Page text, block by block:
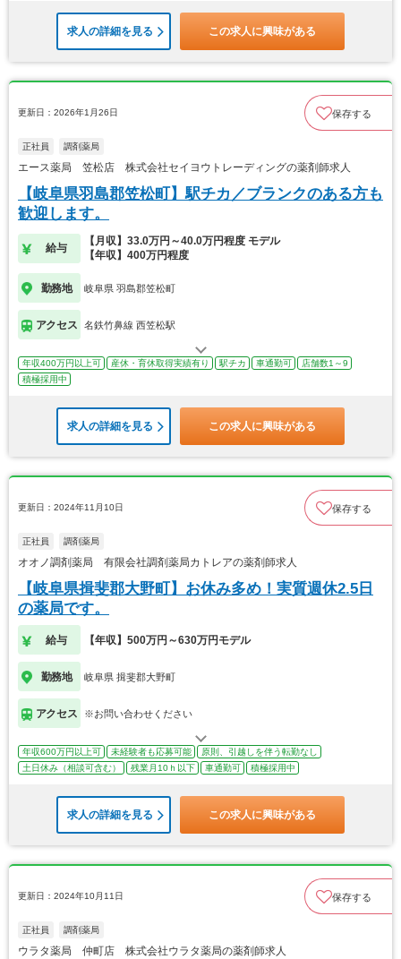
求人の詳細を見る この求人に興味がある
更新日：2026年1月26日 保存する
正社員 調剤薬局
エース薬局 笠松店 株式会社セイヨウトレーディングの薬剤師求人
【岐阜県羽島郡笠松町】駅チカ／ブランクのある方も
歓迎します。
給与
【月収】33.0万円～40.0万円程度 モデル
【年収】400万円程度
勤務地 岐阜県 羽島郡笠松町
アクセス 名鉄竹鼻線 西笠松駅
年収400万円以上可 産休・育休取得実績有り 駅チカ 車通勤可
店舗数1～9
積極採用中
求人の詳細を見る この求人に興味がある
更新日：2024年11月10日 保存する
正社員 調剤薬局
オオノ調剤薬局 有限会社調剤薬局カトレアの薬剤師求人
【岐阜県揖斐郡大野町】お休み多め！実質週休2.5日
の薬局です。
給与 【年収】500万円～630万円モデル
勤務地 岐阜県 揖斐郡大野町
アクセス ※お問い合わせください
年収600万円以上可 未経験者も応募可能
原則、引越しを伴う転勤なし
土日休み（相談可含む）
残業月10ｈ以下 車通勤可 積極採用中
求人の詳細を見る この求人に興味がある
更新日：2024年10月11日 保存する
正社員 調剤薬局
ウラタ薬局 仲町店 株式会社ウラタ薬局の薬剤師求人